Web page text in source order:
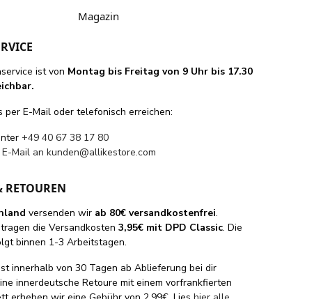
Magazin
ist von Montag bis Freitag von 9 Uhr bis 17.30
per E-Mail oder telefonisch erreichen:
+49 40 67 38 17 80
E-Mail ankunden@allikestore.com
RETOUREN
versenden wir ab 80€ versandkostenfrei.
die Versandkosten3,95€ mit DPD Classic. Die
binnen 1-3 Arbeitstagen.
innerhalb von 30 Tagen ab Ablieferung bei dir
innerdeutsche Retoure mit einem vorfrankfierten